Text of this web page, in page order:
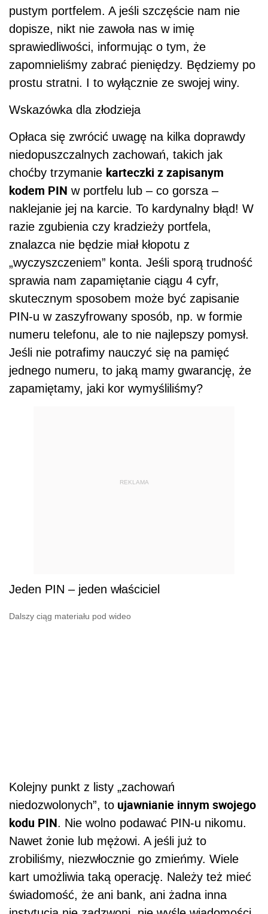
pustym portfelem. A jeśli szczęście nam nie
dopisze, nikt nie zawoła nas w imię
sprawiedliwości, informując o tym, że
zapomnieliśmy zabrać pieniędzy. Będziemy po
prostu stratni. I to wyłącznie ze swojej winy.
Wskazówka dla złodzieja
Opłaca się zwrócić uwagę na kilka doprawdy
niedopuszczalnych zachowań, takich jak
choćby trzymanie karteczki z zapisanym
kodem PIN w portfelu lub – co gorsza –
naklejanie jej na karcie. To kardynalny błąd! W
razie zgubienia czy kradzieży portfela,
znalazca nie będzie miał kłopotu z
„wyczyszczeniem” konta. Jeśli sporą trudność
sprawia nam zapamiętanie ciągu 4 cyfr,
skutecznym sposobem może być zapisanie
PIN-u w zaszyfrowany sposób, np. w formie
numeru telefonu, ale to nie najlepszy pomysł.
Jeśli nie potrafimy nauczyć się na pamięć
jednego numeru, to jaką mamy gwarancję, że
zapamiętamy, jaki kor wymyśliliśmy?
REKLAMA
Jeden PIN – jeden właściciel
Dalszy ciąg materiału pod wideo
Kolejny punkt z listy „zachowań
niedozwolonych”, to ujawnianie innym swojego
kodu PIN. Nie wolno podawać PIN-u nikomu.
Nawet żonie lub mężowi. A jeśli już to
zrobiliśmy, niezwłocznie go zmieńmy. Wiele
kart umożliwia taką operację. Należy też mieć
świadomość, że ani bank, ani żadna inna